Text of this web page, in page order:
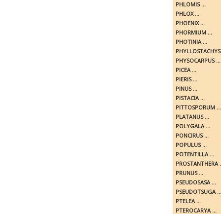
PHLOMIS ...
PHLOX ...
PHOENIX ...
PHORMIUM ...
PHOTINIA ...
PHYSOCARPUS ...
PICEA ...
PIERIS ...
PINUS ...
PISTACIA ...
PITTOSPORUM ...
PLATANUS ...
POLYGALA ...
PONCIRUS ...
POPULUS ...
POTENTILLA ...
PROSTANTHERA
PRUNUS ...
PSEUDOSASA ...
PSEUDOTSUGA ...
PTELEA ...
PTEROCARYA ...